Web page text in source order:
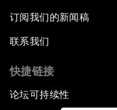
订阅我们的新闻稿
联系我们
快捷链接
论坛可持续性